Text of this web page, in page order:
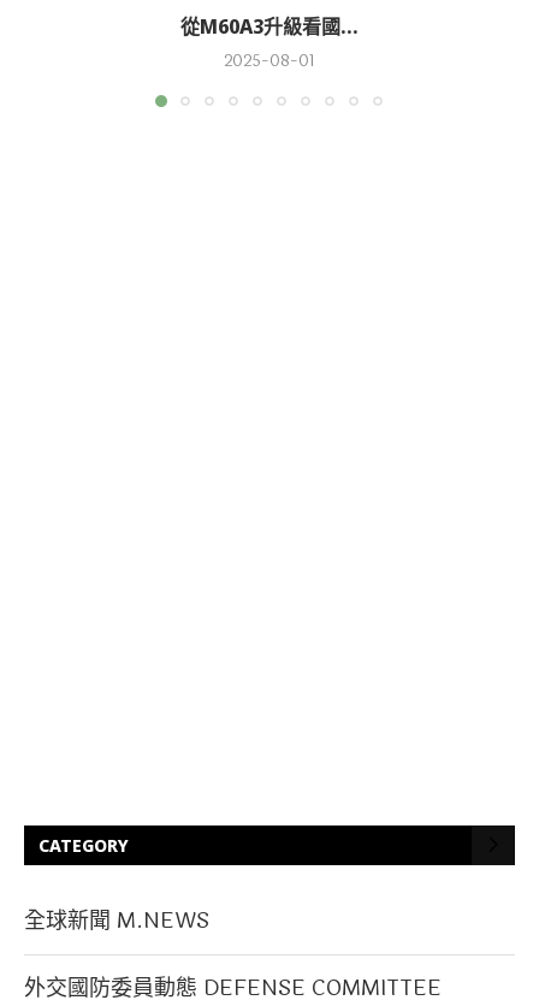
從M60A3升級看國...
2025-08-01
CATEGORY
全球新聞 M.NEWS
外交國防委員動態 DEFENSE COMMITTEE